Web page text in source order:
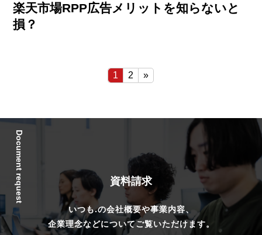
楽天市場RPP広告メリットを知らないと
損？
1 2 »
Document request 資料請求
いつも.の会社概要や事業内容、
企業理念などについてご覧いただけます。